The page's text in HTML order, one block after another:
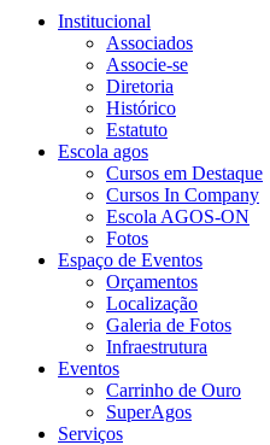
Institucional
Associados
Associe-se
Diretoria
Histórico
Estatuto
Escola agos
Cursos em Destaque
Cursos In Company
Escola AGOS-ON
Fotos
Espaço de Eventos
Orçamentos
Localização
Galeria de Fotos
Infraestrutura
Eventos
Carrinho de Ouro
SuperAgos
Serviços